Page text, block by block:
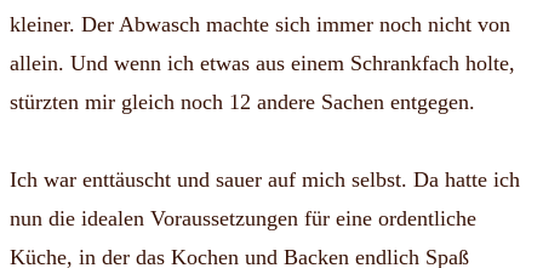
kleiner. Der Abwasch machte sich immer noch nicht von
allein. Und wenn ich etwas aus einem Schrankfach holte,
stürzten mir gleich noch 12 andere Sachen entgegen.
Ich war enttäuscht und sauer auf mich selbst. Da hatte ich
nun die idealen Voraussetzungen für eine ordentliche
Küche, in der das Kochen und Backen endlich Spaß